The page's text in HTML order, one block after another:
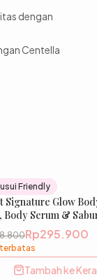
dengan
Centella
Friendly
Signature Glow
Body Serum &
untuk Tampilan
Kulit Terasa
SKIN
Rp295.900
Tambah ke